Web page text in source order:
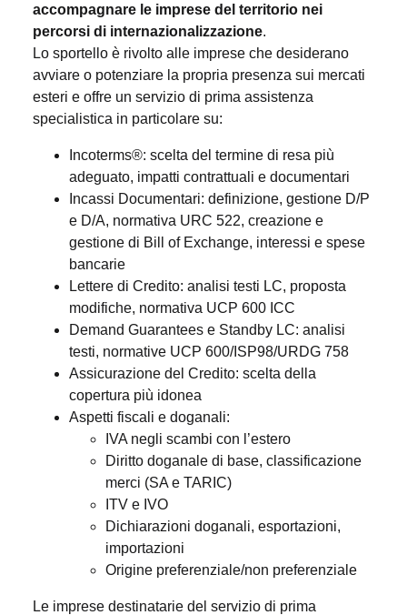
accompagnare le imprese del territorio nei
percorsi di internazionalizzazione.
Lo sportello è rivolto alle imprese che desiderano
avviare o potenziare la propria presenza sui mercati
esteri e offre un servizio di prima assistenza
specialistica in particolare su:
Incoterms®: scelta del termine di resa più
adeguato, impatti contrattuali e documentari
Incassi Documentari: definizione, gestione D/P
e D/A, normativa URC 522, creazione e
gestione di Bill of Exchange, interessi e spese
bancarie
Lettere di Credito: analisi testi LC, proposta
modifiche, normativa UCP 600 ICC
Demand Guarantees e Standby LC: analisi
testi, normative UCP 600/ISP98/URDG 758
Assicurazione del Credito: scelta della
copertura più idonea
Aspetti fiscali e doganali:
IVA negli scambi con l’estero
Diritto doganale di base, classificazione
merci (SA e TARIC)
ITV e IVO
Dichiarazioni doganali, esportazioni,
importazioni
Origine preferenziale/non preferenziale
Le imprese destinatarie del servizio di prima